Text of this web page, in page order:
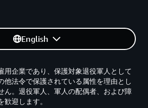
English
用企業であり、保護対象退役軍人として
他法令で保護されている属性を理由とし
ん。退役軍人、軍人の配偶者、および障
迎します。